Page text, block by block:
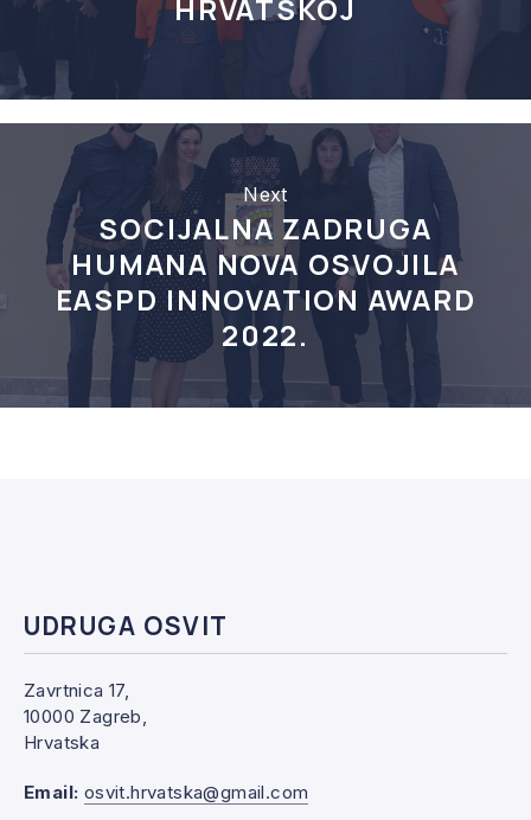
HRVATSKOJ
Next
SOCIJALNA ZADRUGA
HUMANA NOVA OSVOJILA
EASPD INNOVATION AWARD
2022.
UDRUGA OSVIT
Zavrtnica 17,
10000 Zagreb,
Hrvatska
Email: osvit.hrvatska@gmail.com